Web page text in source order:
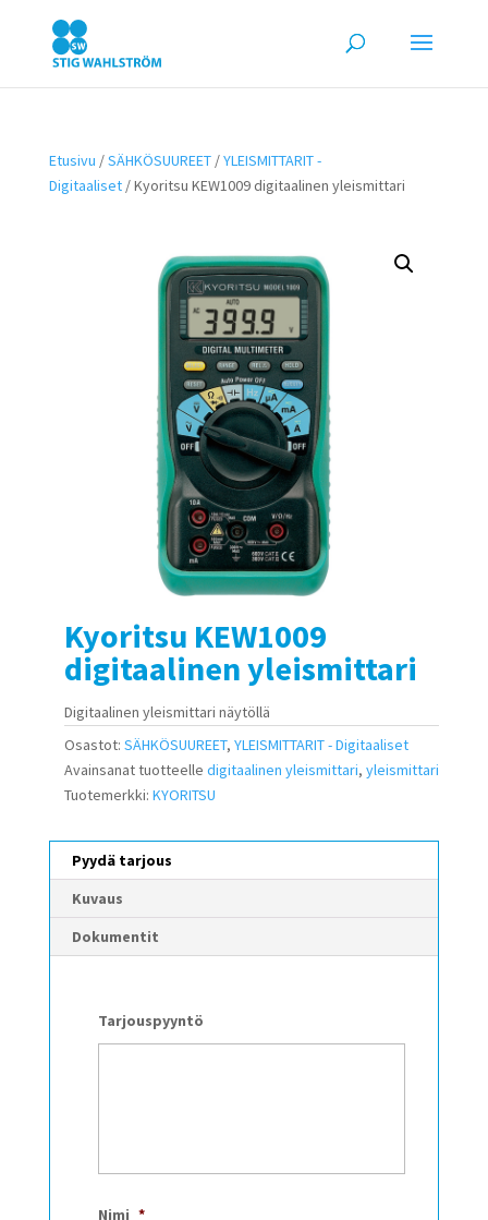
Etusivu /SÄHKÖSUUREET/YLEISMITTARIT -
Digitaaliset/ Kyoritsu KEW1009 digitaalinen yleismittari
Kyoritsu KEW1009
digitaalinen yleismittari
Digitaalinen yleismittari näytöllä
Osastot: SÄHKÖSUUREET, YLEISMITTARIT - Digitaaliset
Avainsanat tuotteelle digitaalinen yleismittari, yleismittari
Tuotemerkki: KYORITSU
Pyydä tarjous
Kuvaus
Dokumentit
Tarjouspyyntö
Nimi *